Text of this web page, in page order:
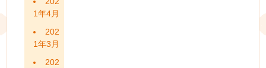
1年4月
202
1年3月
202